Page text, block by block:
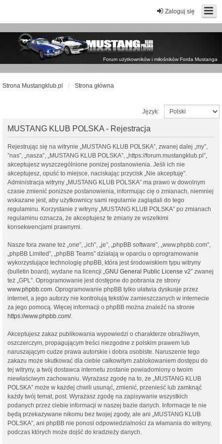
Zaloguj się
Forum użytkowników i miłośników Forda Mustanga
Strona Mustangklub.pl Strona główna
Język:
MUSTANG KLUB POLSKA - Rejestracja
Rejestrując się na witrynie „MUSTANG KLUB POLSKA”, zwanej dalej „my”,
”nas”, „nasza”, „MUSTANG KLUB POLSKA”, „https://forum.mustangklub.pl”,
akceptujesz wyszczególnione poniżej postanowienia. Jeśli ich nie
akceptujesz, opuść to miejsce, naciskając przycisk „Nie akceptuję”.
Administracja witryny „MUSTANG KLUB POLSKA” ma prawo w dowolnym
czasie zmienić poniższe postanowienia, informując cię o zmianach, niemniej
wskazane jest, aby użytkownicy sami regularnie zaglądali do tego
regulaminu. Korzystanie z witryny „MUSTANG KLUB POLSKA” po zmianach
regulaminu oznacza, że akceptujesz te zmiany ze wszelkimi
konsekwencjami prawnymi.
Nasze fora zwane też „one”, „ich”, „je”, „phpBB software”, „www.phpbb.com”,
„phpBB Limited”, „phpBB Teams” działają w oparciu o oprogramowanie
wykorzystujące technologię phpBB, która jest środowiskiem typu witryny
(bulletin board), wydane na licencji „GNU General Public License v2” zwanej
też „GPL”. Oprogramowanie jest dostępne do pobrania ze strony
www.phpbb.com. Oprogramowanie phpBB tylko ułatwia dyskusje przez
internet, a jego autorzy nie kontrolują tekstów zamieszczanych w internecie
za jego pomocą. Więcej informacji o phpBB można znaleźć na stronie
https://www.phpbb.com/.
Akceptujesz zakaz publikowania wypowiedzi o charakterze obraźliwym,
oszczerczym, propagującym treści niezgodne z polskim prawem lub
naruszającym cudze prawa autorskie i dobra osobiste. Naruszenie tego
zakazu może skutkować dla ciebie całkowitym zablokowaniem dostępu do
tej witryny, a twój dostawca internetu zostanie powiadomiony o twoim
niewłaściwym zachowaniu. Wyrażasz zgodę na to, że „MUSTANG KLUB
POLSKA” może w każdej chwili usunąć, zmienić, przenieść lub zamknąć
każdy twój temat, post. Wyrażasz zgodę na zapisywanie wszystkich
podanych przez ciebie informacji w naszej bazie danych. Informacje te nie
będą przekazywane nikomu bez twojej zgody, ale ani „MUSTANG KLUB
POLSKA”, ani phpBB nie ponosi odpowiedzialności za włamania do witryny,
podczas których może dojść do kradzieży danych.